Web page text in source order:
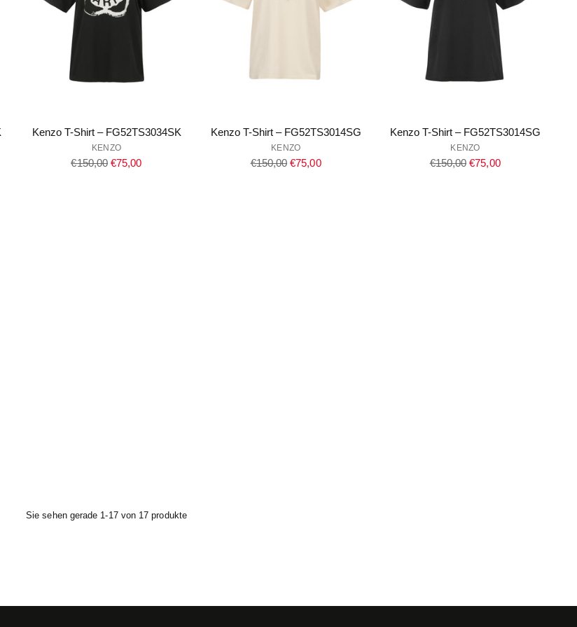
Kenzo T-Shirt – FG52TS3034SK
KENZO
Regulärer
€150,00 €75,00
Kenzo T-Shirt – FG52TS3014SG
KENZO
Regulärer
€150,00 €75,00
Kenzo T-Shirt – FG52TS3014SG
KENZO
Regulärer
€150,00 €75,00
Sie sehen gerade 1-17 von 17 produkte